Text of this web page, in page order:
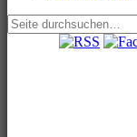
Sub